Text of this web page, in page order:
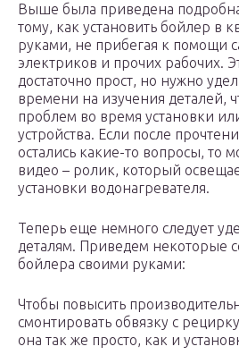
Выше была приведена
тому, как установить бойлер в
руками, не прибегая к помощи
электриков и прочих рабочих.
достаточно прост, но нужно
времени на изучения деталей,
проблем во время установки
устройства. Если после
остались какие-то вопросы, то
видео – ролик, который
установки водонагревателя.
Теперь еще немного следует
деталям. Приведем некоторые
бойлера своими руками:
Чтобы повысить
смонтировать обвязку с
она так же просто, как и